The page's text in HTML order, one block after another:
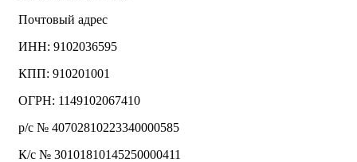
Почтовый адрес
ИНН: 9102036595
КПП: 910201001
ОГРН: 1149102067410
р/с № 40702810223340000585
К/с № 30101810145250000411